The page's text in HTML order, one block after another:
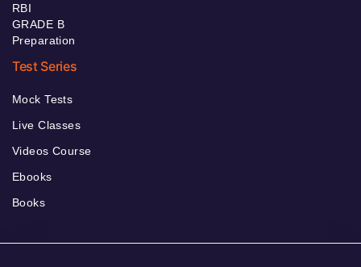
RBI
GRADE B
Preparation
Test Series
Mock Tests
Live Classes
Videos Course
Ebooks
Books